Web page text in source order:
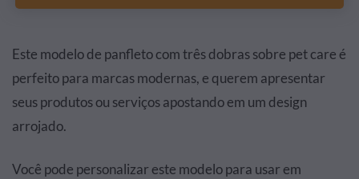
Este modelo de panfleto com três dobras sobre pet care é
perfeito para marcas modernas, e querem apresentar
seus produtos ou serviços apostando em um design
arrojado.
Você pode personalizar este modelo para usar em